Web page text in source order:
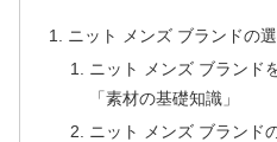
ニット メンズ ブランドの
ニット メンズ ブランド
「素材の基礎知識」
ニット メンズ ブランド